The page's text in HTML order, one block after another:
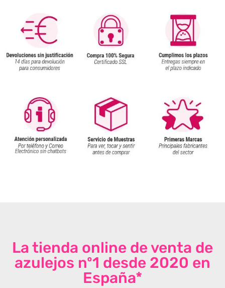
La tienda online de venta de
azulejos nº1 desde 2020 en
España*